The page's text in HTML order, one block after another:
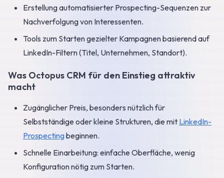
Erstellung automatisierter Prospecting-Sequenzen zur
Nachverfolgung von Interessenten.
Tools zum Starten gezielter Kampagnen basierend auf
LinkedIn-Filtern (Titel, Unternehmen, Standort).
Was Octopus CRM für den Einstieg attraktiv
macht
Zugänglicher Preis, besonders nützlich für
Selbstständige oder kleine Strukturen, die mit LinkedIn-
Prospectingbeginnen.
Schnelle Einarbeitung: einfache Oberfläche, wenig
Konfiguration nötig zum Starten.